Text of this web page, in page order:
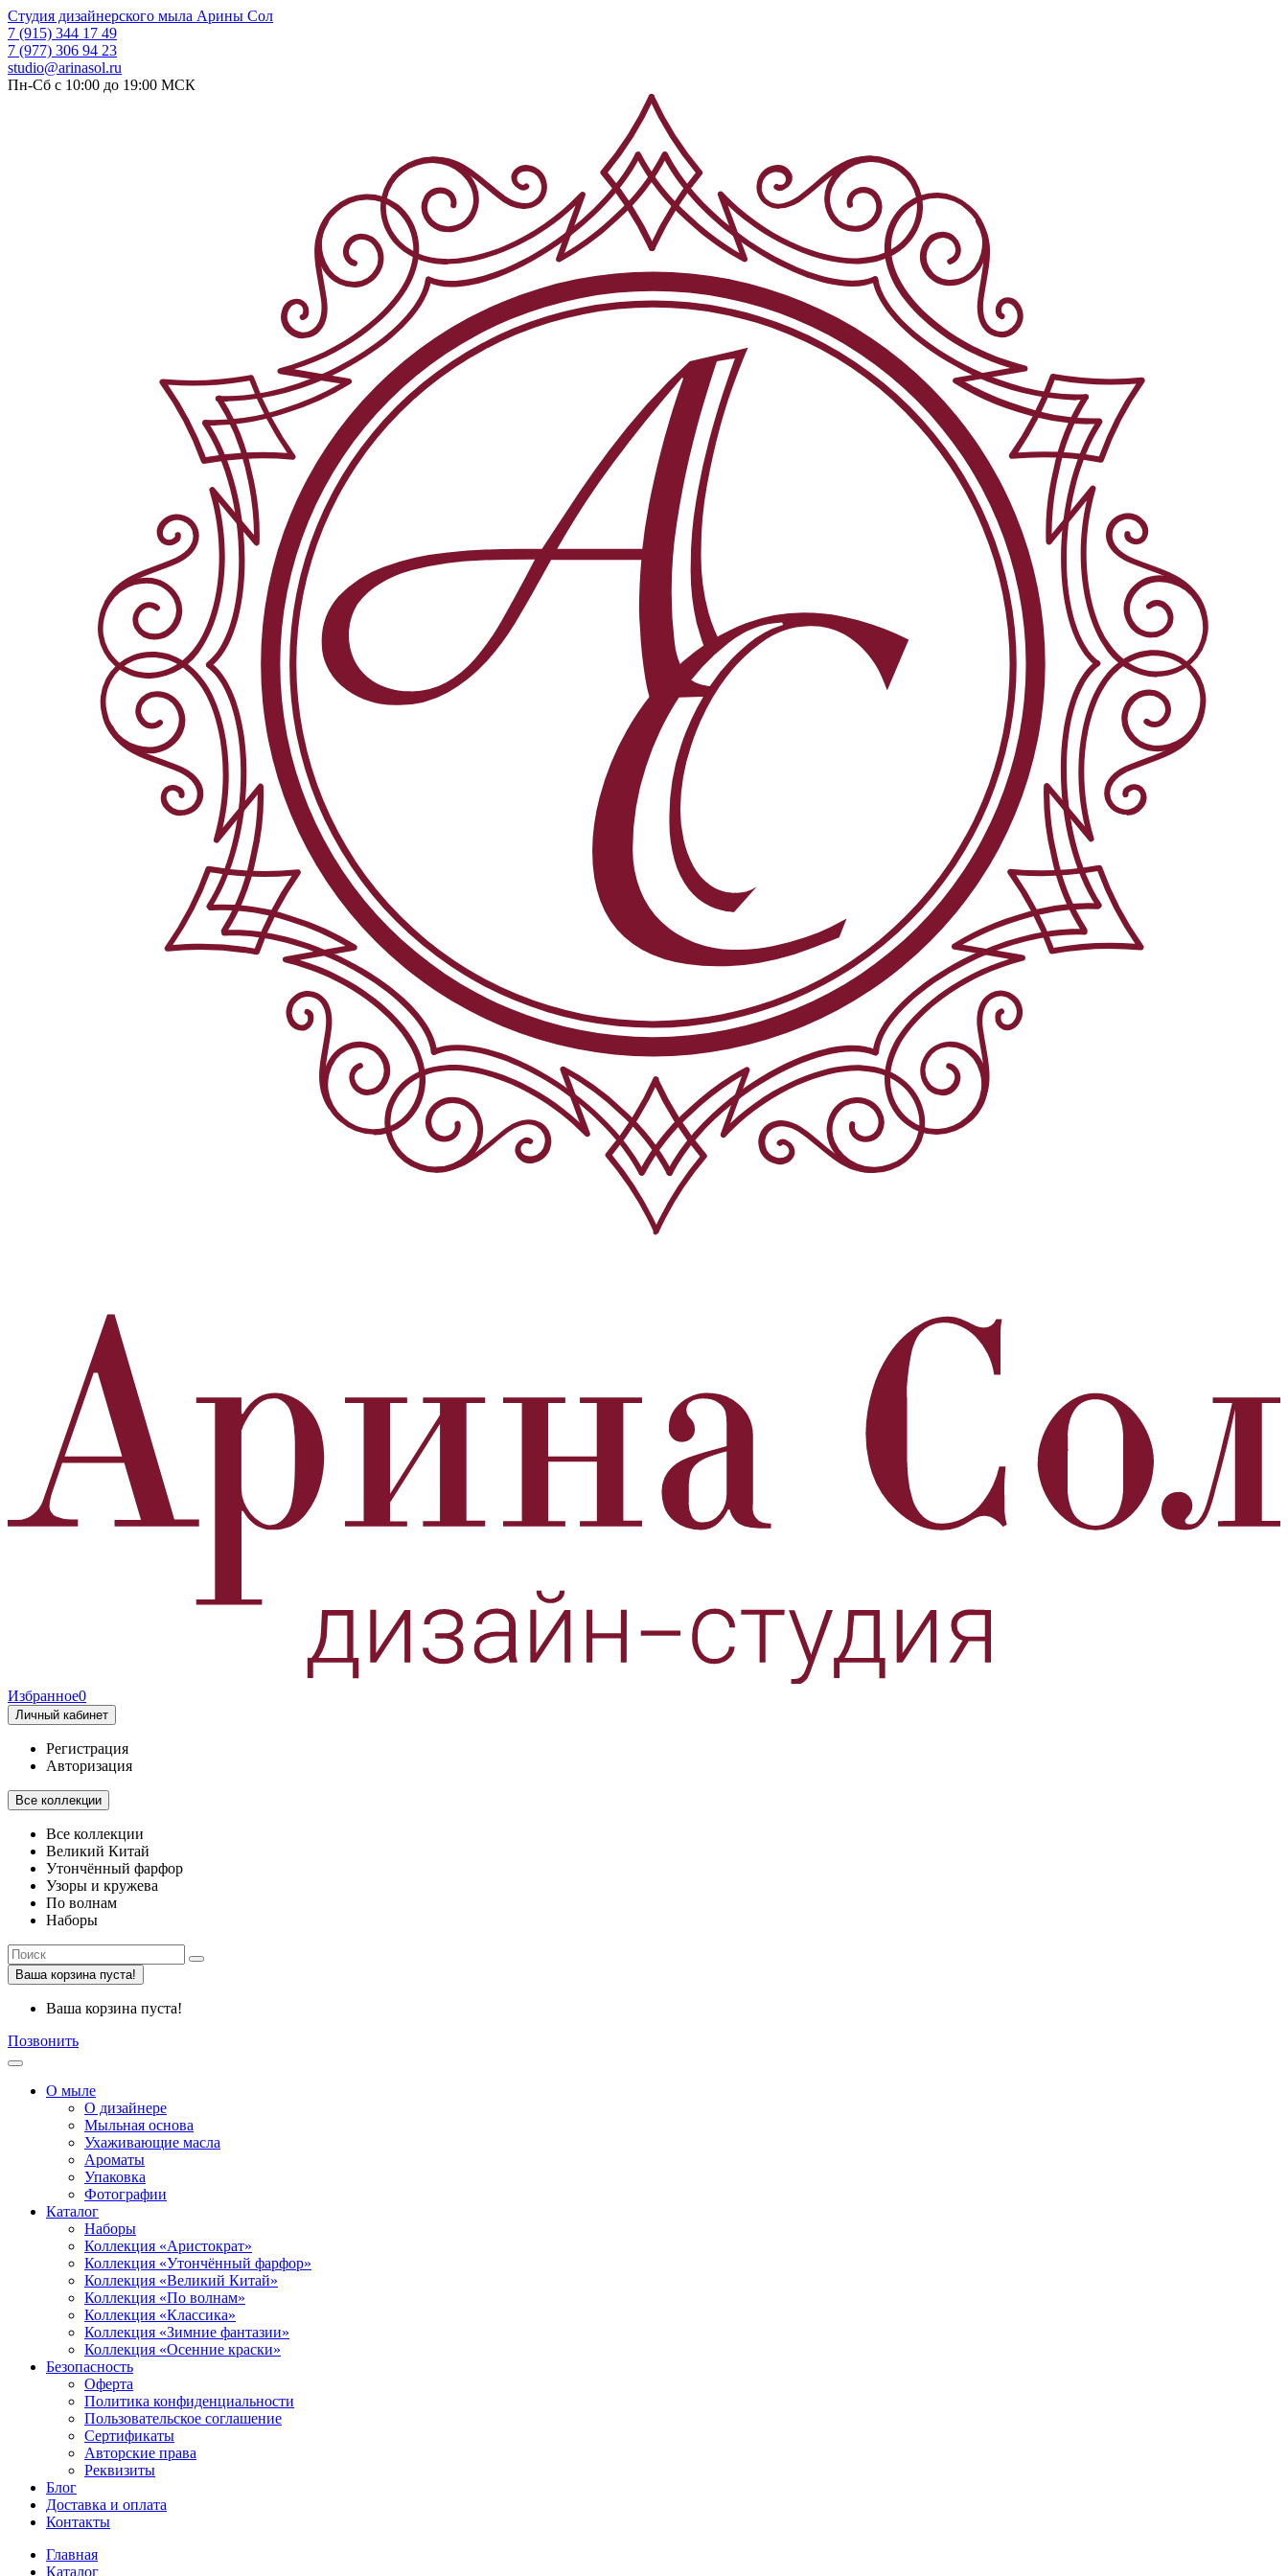
Студия дизайнерского мыла Арины Сол
7 (915) 344 17 49
7 (977) 306 94 23
studio@arinasol.ru
Пн-Сб с 10:00 до 19:00 МСК
Избранное0
Личный кабинет
Регистрация
Авторизация
Все коллекции
Все коллекции
Великий Китай
Утончённый фарфор
Узоры и кружева
По волнам
Наборы
Ваша корзина пуста!
Ваша корзина пуста!
Позвонить
О мыле
О дизайнере
Мыльная основа
Ухаживающие масла
Ароматы
Упаковка
Фотографии
Каталог
Наборы
Коллекция «Аристократ»
Коллекция «Утончённый фарфор»
Коллекция «Великий Китай»
Коллекция «По волнам»
Коллекция «Классика»
Коллекция «Зимние фантазии»
Коллекция «Осенние краски»
Безопасность
Оферта
Политика конфиденциальности
Пользовательское соглашение
Сертификаты
Авторские права
Реквизиты
Блог
Доставка и оплата
Контакты
Главная
Каталог